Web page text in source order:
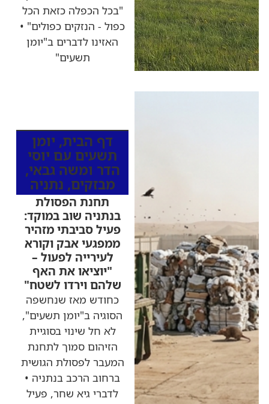
"בכל הכפלה כזאת הכל
כפול - הנזקים כפולים" •
האזינו לדברים ב"יומן
תשעים"
דף הבית, יומן
תשעים עם יוסי
הדר ומשה גבאי,
מבזקים, נתניה
תחנת הפסולת
בנתניה שוב במוקד:
פעיל סביבתי מזהיר
ממפגעי אבק וקורא
לעירייה לפעול –
"יוציאו את האף
שלהם וירדו לשטח"
כחודש מאז שנחשפה
הסוגיה ב"יומן תשעים",
לא חל שינוי בסוגיית
הזיהום סמוך לתחנת
המעבר לפסולת הגושית
ברחוב הרכב בנתניה •
לדברי גיא שחר, פעיל